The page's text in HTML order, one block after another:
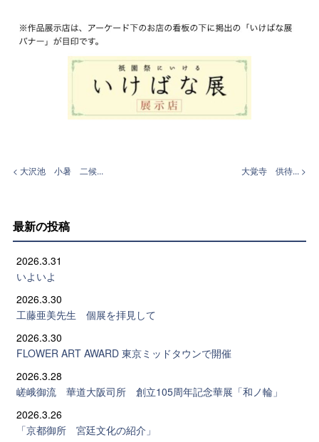
< 大沢池 小暑 二候... 大覚寺 供待... >
最新の投稿
2026.3.31
いよいよ
2026.3.30
工藤亜美先生 個展を拝見して
2026.3.30
FLOWER ART AWARD 東京ミッドタウンで開催
2026.3.28
嵯峨御流 華道大阪司所 創立105周年記念華展「和ノ輪」
2026.3.26
「京都御所 宮廷文化の紹介」